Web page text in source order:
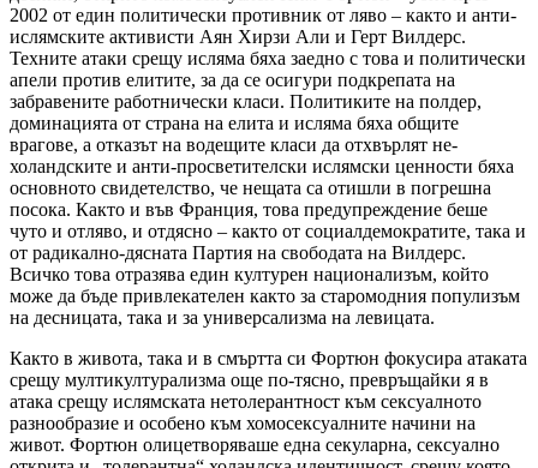
2002 от един политически противник от ляво – както и анти-
ислямските активисти Аян Хирзи Али и Герт Вилдерс.
Техните атаки срещу исляма бяха заедно с това и политически
апели против елитите, за да се осигури подкрепата на
забравените работнически класи. Политиките на полдер,
доминацията от страна на елита и исляма бяха общите
врагове, а отказът на водещите класи да отхвърлят не-
холандските и анти-просветителски ислямски ценности бяха
основното свидетелство, че нещата са отишли в погрешна
посока. Както и във Франция, това предупреждение беше
чуто и отляво, и отдясно – както от социалдемократите, така и
от радикално-дясната Партия на свободата на Вилдерс.
Всичко това отразява един културен национализъм, който
може да бъде привлекателен както за старомодния популизъм
на десницата, така и за универсализма на левицата.
Както в живота, така и в смъртта си Фортюн фокусира атаката
срещу мултикултурализма още по-тясно, превръщайки я в
атака срещу ислямската нетолерантност към сексуалното
разнообразие и особено към хомосексуалните начини на
живот. Фортюн олицетворяваше една секуларна, сексуално